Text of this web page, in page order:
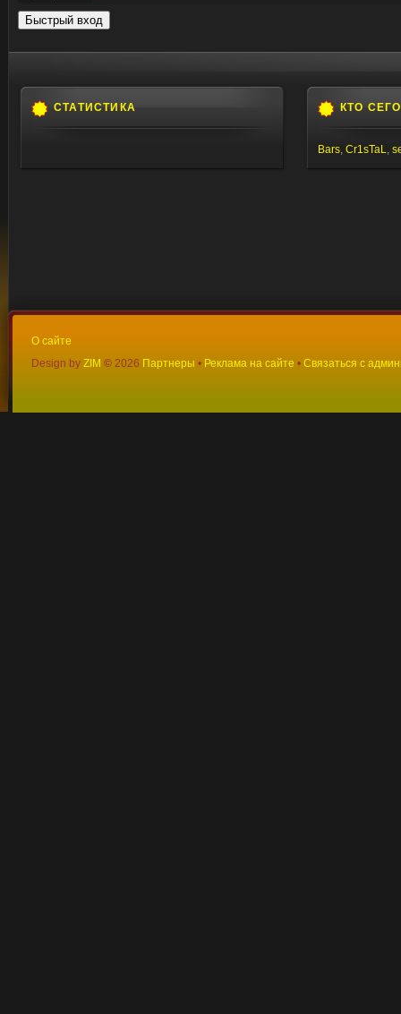
СТАТИСТИКА КТО
Bars, Cr1sTaL,
О сайте
Design by ZIM © 2026 Партнеры • Реклама на сайте • Связаться с